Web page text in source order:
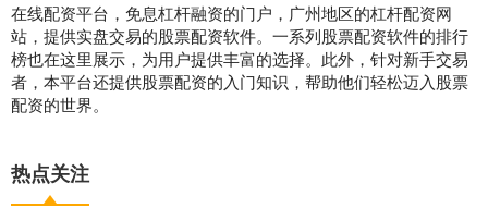
在线配资平台，免息杠杆融资的门户，广州地区的杠杆配资网
站，提供实盘交易的股票配资软件。一系列股票配资软件的排行
榜也在这里展示，为用户提供丰富的选择。此外，针对新手交易
者，本平台还提供股票配资的入门知识，帮助他们轻松迈入股票
配资的世界。
热点关注